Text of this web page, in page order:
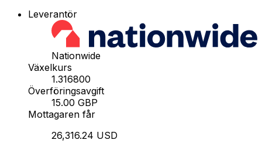
Leverantör
Nationwide
Växelkurs
1.316800
Överföringsavgift
15.00 GBP
Mottagaren får
26,316.24 USD